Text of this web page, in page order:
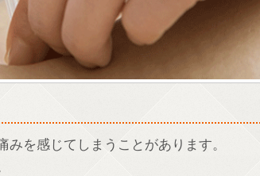
を感じてしまうことがあります。